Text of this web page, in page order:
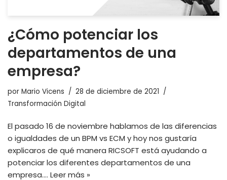
¿Cómo potenciar los
departamentos de una
empresa?
por Mario Vicens
28 de diciembre de 2021
Transformación Digital
El pasado 16 de noviembre hablamos de las diferencias
o igualdades de un BPM vs ECM y hoy nos gustaría
explicaros de qué manera RICSOFT está ayudando a
potenciar los diferentes departamentos de una
empresa.… Leer más »